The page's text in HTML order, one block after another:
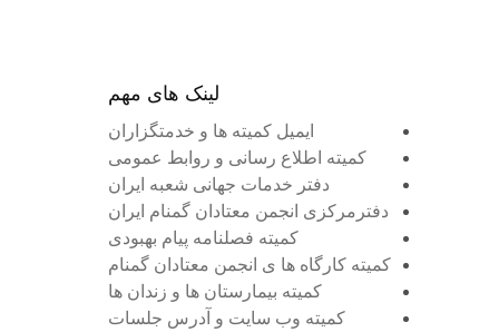
لینک های مهم
ایمیل کمیته ها و خدمتگزاران
کميته اطلاع رسانی و روابط عمومی
دفتر خدمات جهانی شعبه ايران
دفترمرکزی انجمن معتادان گمنام ایران
کمیته فصلنامه پیام بهبودی
کمیته کارگاه ها ی انجمن معتادان گمنام
کمیته بیمارستان ها و زندان ها
کمیته وب سایت و آدرس جلسات